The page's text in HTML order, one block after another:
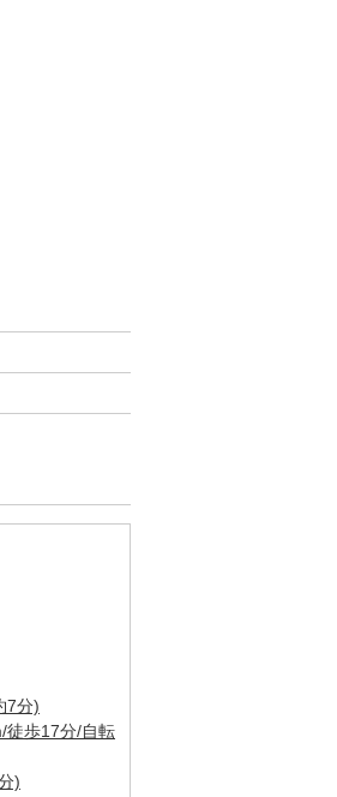
7分)
徒歩17分/自転
)